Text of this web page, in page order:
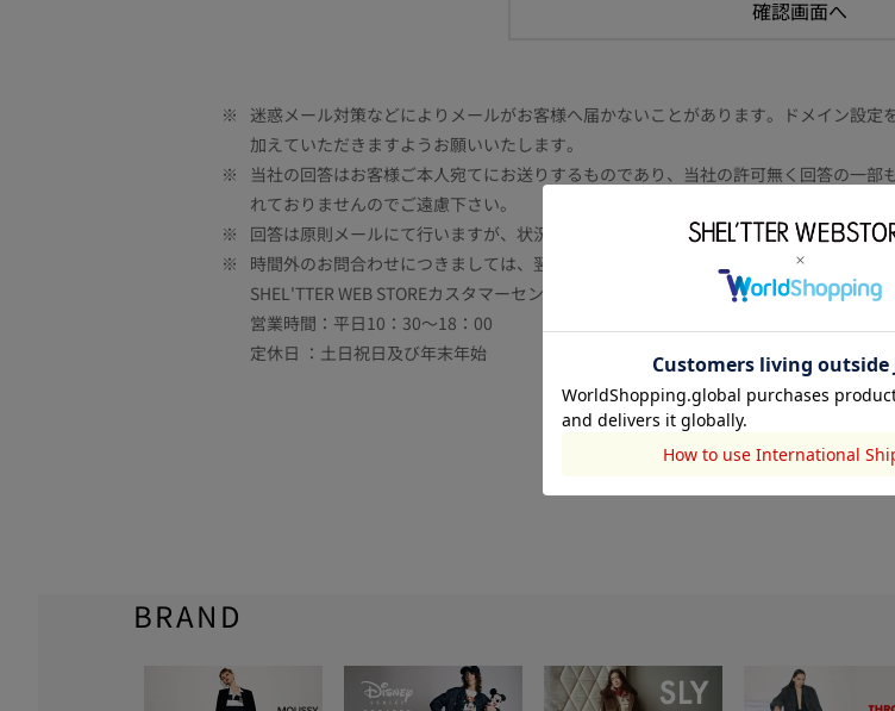
※
迷惑メール対策などによりメールがお客様へ届かないことがあります。ドメイン設
加えていただきますようお願いいたします。
※
当社の回答はお客様ご本人宛てにお送りするものであり、当社の許可無く回答の一
れておりませんのでご遠慮下さい。
※
回答は原則メールにて行いますが、状況により電話や書面等の場合もございます。ま
※
時間外のお問合わせにつきましては、翌営業日より順次対応いたします。
SHEL'TTER WEB STOREカスタマーセンター
営業時間：平日10：30～18：00
定休日 ：土日祝日及び年末年始
BRAND